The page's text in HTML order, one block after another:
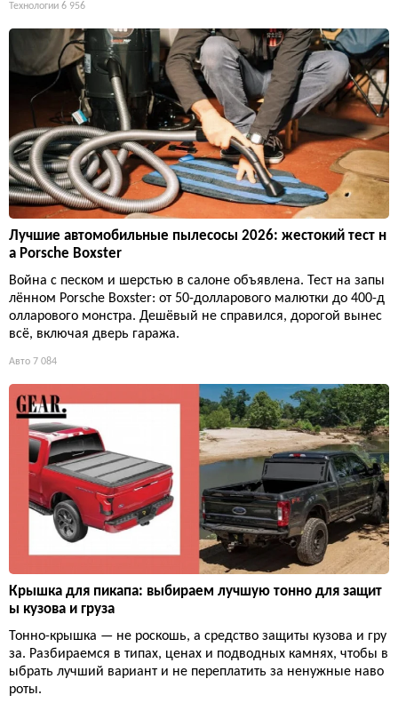
Технологии 6 956
Лучшие автомобильные пылесосы 2026: жестокий тест н
а Porsche Boxster
Война с песком и шерстью в салоне объявлена. Тест на запы
лённом Porsche Boxster: от 50-долларового малютки до 400-д
олларового монстра. Дешёвый не справился, дорогой вынес
всё, включая дверь гаража.
Авто 7 084
Крышка для пикапа: выбираем лучшую тонно для защит
ы кузова и груза
Тонно-крышка — не роскошь, а средство защиты кузова и гру
за. Разбираемся в типах, ценах и подводных камнях, чтобы в
ыбрать лучший вариант и не переплатить за ненужные наво
роты.